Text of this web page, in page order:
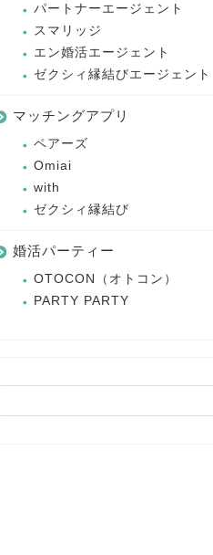
パートナーエージェント
スマリッジ
エン婚活エージェント
ゼクシィ縁結びエージェント
マッチングアプリ
ペアーズ
Omiai
with
ゼクシィ縁結び
婚活パーティー
OTOCON（オトコン）
PARTY PARTY